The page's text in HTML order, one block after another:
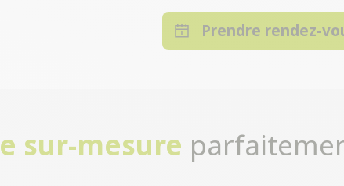
Prendre rendez-
sur-mesure